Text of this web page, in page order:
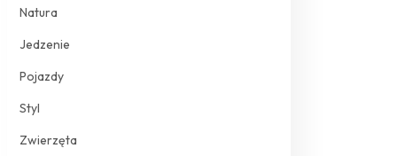
Natura
Jedzenie
Pojazdy
Styl
Zwierzęta